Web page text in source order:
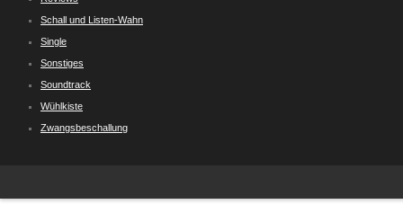
Schall und Listen-Wahn
Single
Sonstiges
Soundtrack
Wühlkiste
Zwangsbeschallung